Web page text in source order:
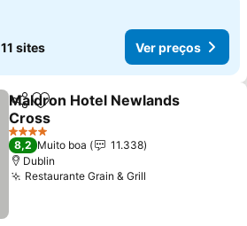
11 sites Ver preços
PartilharAdicionar aos favoritos
Maldron Hotel Newlands
Cross
4 Estrelas
8,2 Muito boa
11.338
Dublin
Restaurante Grain & Grill